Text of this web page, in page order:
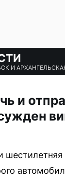
И
и
шестилетняя